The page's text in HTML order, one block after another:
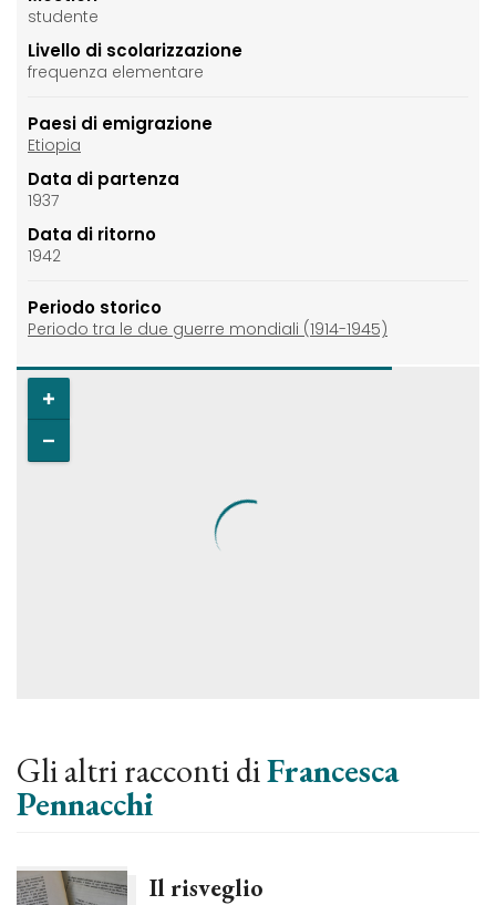
studente
Livello di scolarizzazione
frequenza elementare
Paesi di emigrazione
Etiopia
Data di partenza
1937
Data di ritorno
1942
Periodo storico
Periodo tra le due guerre mondiali (1914-1945)
Gli altri racconti diFrancesca
Pennacchi
Il risveglio